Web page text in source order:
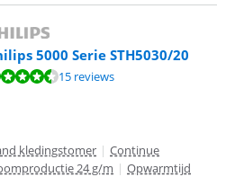
5000 Serie STH5030/20
op 15 reviews.
15 reviews
kledingstomer | Continue
24 g/m | Opwarmtijd